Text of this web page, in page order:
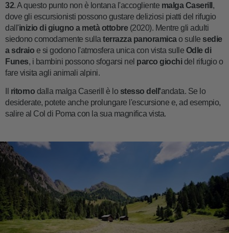
32. A questo punto non è lontana l'accogliente malga Caserill ,
dove gli escursionisti possono gustare deliziosi piatti del rifugio
dall'inizio di giugno a metà ottobre(2020). Mentre gli adulti
siedono comodamente sulla terrazza panoramicao sulle sedie
a sdraio e si godono l'atmosfera unica con vista sulle Odle di
Funes, i bambini possono sfogarsi nel parco giochidel rifugio o
fare visita agli animali alpini.
ritorno dalla malga Caserill è lo stesso dell'andata. Se lo
desiderate, potete anche prolungare l'escursione e, ad esempio,
salire al Col di Poma con la sua magnifica vista.